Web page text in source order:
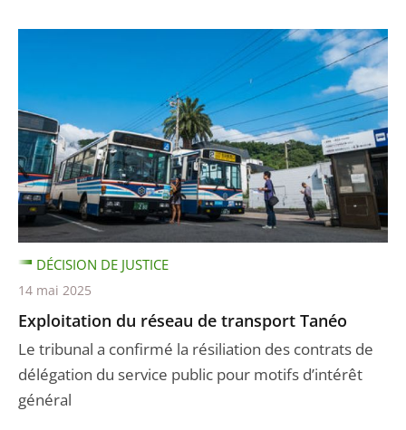
Exploitation du réseau de transport Tanéo
Le tribunal a confirmé la résiliation des contrats de
délégation du service public pour motifs d’intérêt
général
DÉCISION DE JUSTICE
14 mai 2025